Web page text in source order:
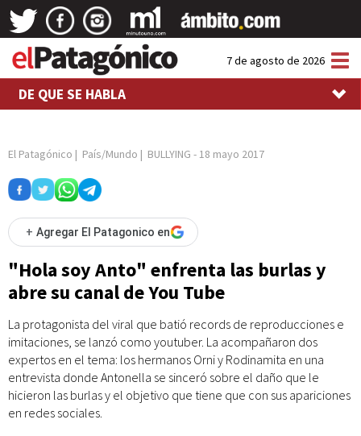
7 de agosto de 2026
DE QUE SE HABLA
El Patagónico | País/Mundo | BULLYING - 18 mayo 2017
+ Agregar El Patagonico en
"Hola soy Anto" enfrenta las burlas y
abre su canal de You Tube
La protagonista del viral que batió records de reproducciones e
imitaciones, se lanzó como youtuber. La acompañaron dos
expertos en el tema: los hermanos Orni y Rodinamita en una
entrevista donde Antonella se sinceró sobre el daño que le
hicieron las burlas y el objetivo que tiene que con sus apariciones
en redes sociales.